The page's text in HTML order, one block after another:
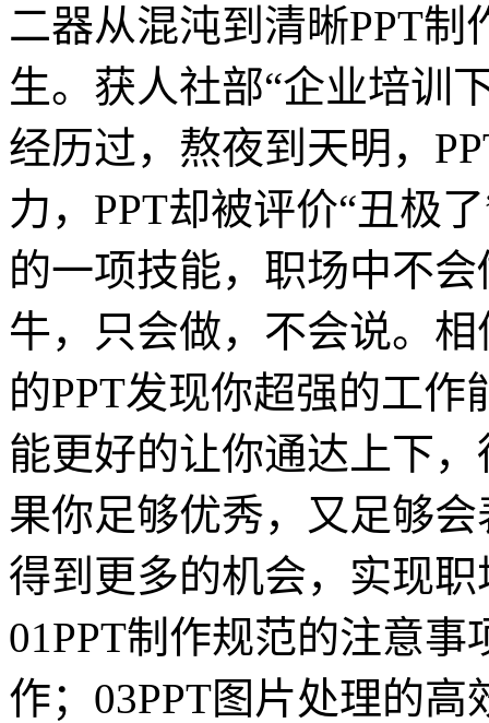
二器从混沌到清晰PPT
生。获人社部“企业培训
经历过，熬夜到天明，
力，PPT却被评价“丑极
的一项技能，职场中不
牛，只会做，不会说。
的PPT发现你超强的工作
能更好的让你通达上下
果你足够优秀，又足够
得到更多的机会，实现
01PPT制作规范的注意事
作；03PPT图片处理的